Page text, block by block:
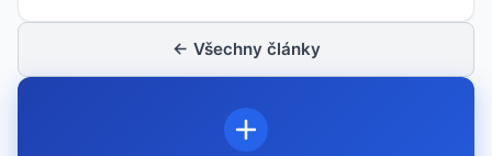
← Všechny články